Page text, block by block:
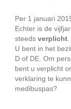
Per 1 januari
Echter is de
steeds verplicht
U bent in het
D of DE. Om
bent u verplicht
verklaring te
medibuspas?